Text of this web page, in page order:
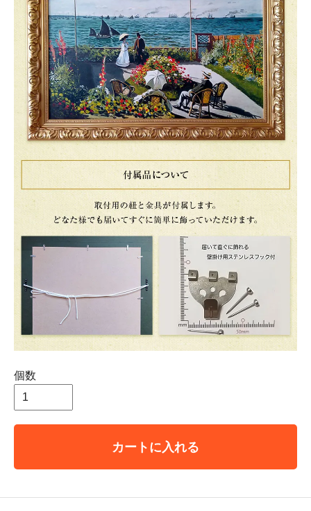
個数
カートに入れる